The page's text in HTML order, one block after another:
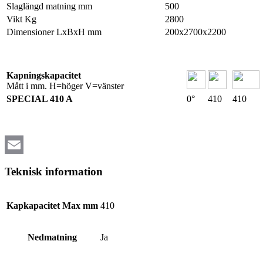
Slaglängd matning mm
500
Vikt Kg
2800
Dimensioner LxBxH mm
200x2700x2200
Kapningskapacitet
Mått i mm. H=höger V=vänster
SPECIAL 410 A
0° 410 410
Teknisk information
Kapkapacitet Max mm 410
Nedmatning Ja